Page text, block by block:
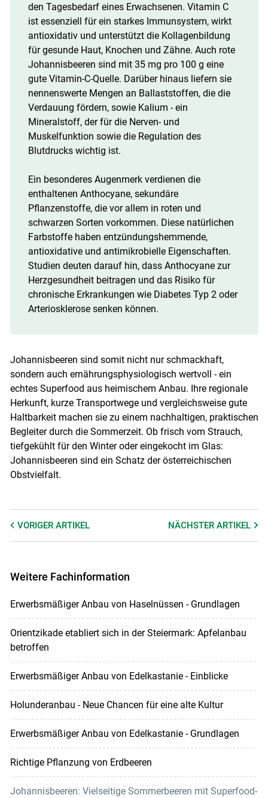
den Tagesbedarf eines Erwachsenen. Vitamin C
ist essenziell für ein starkes Immunsystem, wirkt
antioxidativ und unterstützt die Kollagenbildung
für gesunde Haut, Knochen und Zähne. Auch rote
Johannisbeeren sind mit 35 mg pro 100 g eine
gute Vitamin-C-Quelle. Darüber hinaus liefern sie
nennenswerte Mengen an Ballaststoffen, die die
Verdauung fördern, sowie Kalium - ein
Mineralstoff, der für die Nerven- und
Muskelfunktion sowie die Regulation des
Blutdrucks wichtig ist.
Ein besonderes Augenmerk verdienen die
enthaltenen Anthocyane, sekundäre
Pflanzenstoffe, die vor allem in roten und
schwarzen Sorten vorkommen. Diese natürlichen
Farbstoffe haben entzündungshemmende,
antioxidative und antimikrobielle Eigenschaften.
Studien deuten darauf hin, dass Anthocyane zur
Herzgesundheit beitragen und das Risiko für
chronische Erkrankungen wie Diabetes Typ 2 oder
Arteriosklerose senken können.
​​​​​​​Johannisbeeren sind somit nicht nur schmackhaft,
sondern auch ernährungsphysiologisch wertvoll - ein
echtes Superfood aus heimischem Anbau. Ihre regionale
Herkunft, kurze Transportwege und vergleichsweise gute
Haltbarkeit machen sie zu einem nachhaltigen, praktischen
Begleiter durch die Sommerzeit. Ob frisch vom Strauch,
tiefgekühlt für den Winter oder eingekocht im Glas:
Johannisbeeren sind ein Schatz der österreichischen
Obstvielfalt.
VORIGER ARTIKEL NÄCHSTERARTIKEL
Weitere Fachinformation
Erwerbsmäßiger Anbau von Haselnüssen - Grundlagen
Orientzikade etabliert sich in der Steiermark: Apfelanbau
betroffen
Erwerbsmäßiger Anbau von Edelkastanie - Einblicke
Holunderanbau - Neue Chancen für eine alte Kultur
Erwerbsmäßiger Anbau von Edelkastanie - Grundlagen
Richtige Pflanzung von Erdbeeren
Johannisbeeren: Vielseitige Sommerbeeren mit Superfood-